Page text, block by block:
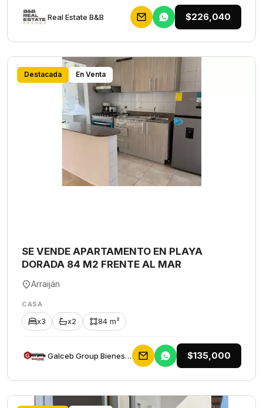
Rеаl Еstаtе В&В $226,040
Destacada En Venta
SE VENDE APARTAMENTO EN PLAYA
DORADA 84 M2 FRENTE AL MAR
Arraiján
CASA
x3 x2 84 m²
Galceb Group Bienes Raices $135,000